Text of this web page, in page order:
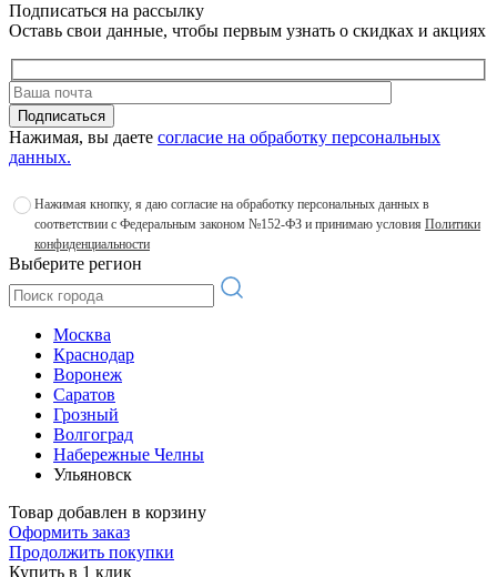
Подписаться на рассылку
Оставь свои данные, чтобы первым узнать о скидках и акциях
Подписаться
Нажимая, вы даете согласие на обработку персональных
данных.
Нажимая кнопку, я даю согласие на обработку персональных данных в
соответствии с Федеральным законом №152-ФЗ и принимаю условия Политики
конфиденциальности
Выберите регион
Москва
Краснодар
Воронеж
Саратов
Грозный
Волгоград
Набережные Челны
Ульяновск
Товар добавлен в корзину
Оформить заказ
Продолжить покупки
Купить в 1 клик